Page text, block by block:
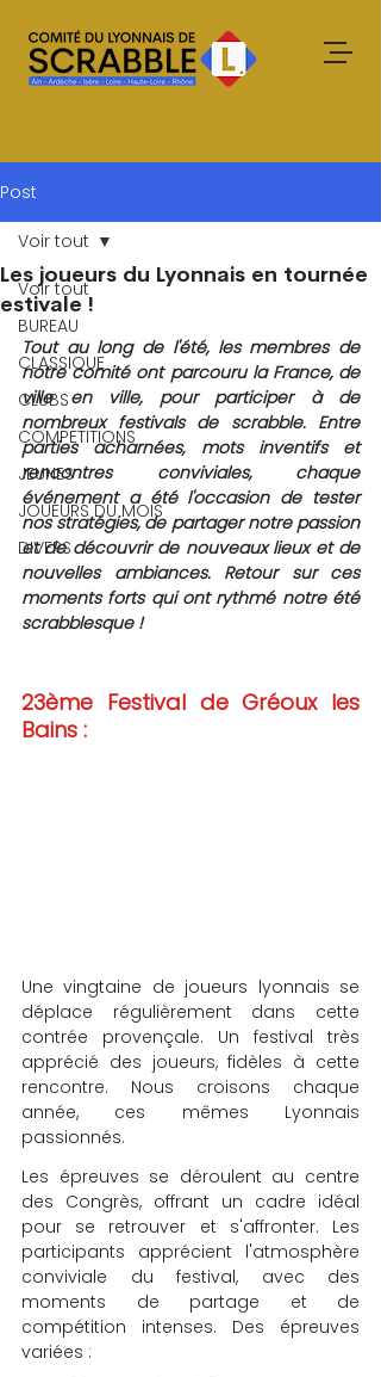
Post
Voir tout
BUREAU
CLASSIQUE
CLUBS
COMPETITIONS
JEUNES
JOUEURS DU MOIS
DIVERS
Voir tout
Les joueurs du Lyonnais en tournée
estivale !
Tout au long de l'été, les membres de
notre comité ont parcouru la France, de
ville en ville, pour participer à de
nombreux festivals de scrabble. Entre
parties acharnées, mots inventifs et
rencontres conviviales, chaque
événement a été l'occasion de tester
nos stratégies, de partager notre passion
et de découvrir de nouveaux lieux et de
nouvelles ambiances. Retour sur ces
moments forts qui ont rythmé notre été
scrabblesque !
23ème Festival de Gréoux les
Bains :
Une vingtaine de joueurs lyonnais se
déplace régulièrement dans cette
contrée provençale. Un festival très
apprécié des joueurs, fidèles à cette
rencontre. Nous croisons chaque
année, ces mêmes Lyonnais
passionnés.
Les épreuves se déroulent au centre
des Congrès, offrant un cadre idéal
pour se retrouver et s'affronter. Les
participants apprécient l'atmosphère
conviviale du festival, avec des
moments de partage et de
compétition intenses. Des épreuves
variées :